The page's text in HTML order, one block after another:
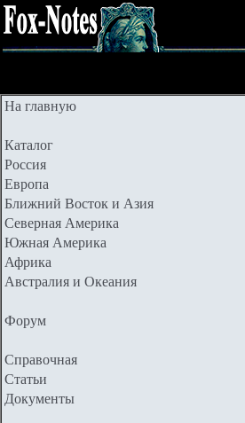
На главную
Каталог
Россия
Европа
Ближний Восток и Азия
Северная Америка
Южная Америка
Африка
Австралия и Океания
Форум
Справочная
Статьи
Документы